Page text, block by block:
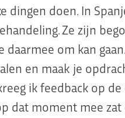
dingen doen. In
Ze zijn
daarmee om kan
en maak je
ik feedback op
dat moment mee zat